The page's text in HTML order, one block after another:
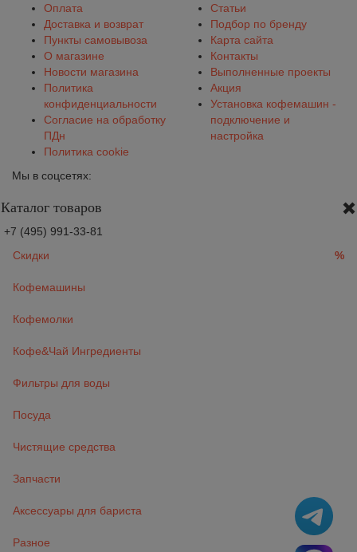
Оплата
Доставка и возврат
Пункты самовывоза
О магазине
Новости магазина
Политика
конфиденциальности
Согласие на обработку
ПДн
Политика cookie
Статьи
Подбор по бренду
Карта сайта
Контакты
Выполненные проекты
Акция
Установка кофемашин -
подключение и
настройка
Мы в соцсетях:
Каталог товаров
+7 (495) 991-33-81
Скидки
%
Кофемашины
Кофемолки
Кофе&Чай Ингредиенты
Фильтры для воды
Посуда
Чистящие средства
Запчасти
Аксессуары для бариста
Разное